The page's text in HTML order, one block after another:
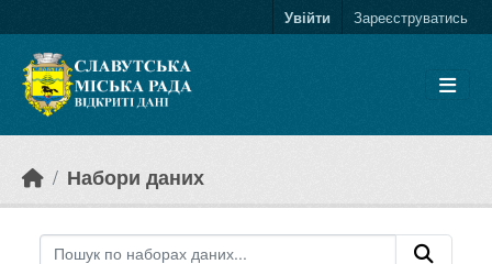
Увійти Зареєструватись
Набори даних